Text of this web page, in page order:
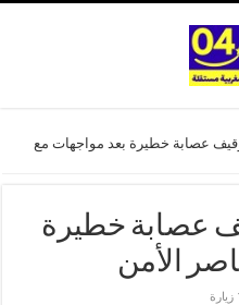
3: توقيف عصابة خطيرة بعد مواجهات مع
3: توقيف عصابة خطيرة
الأمن